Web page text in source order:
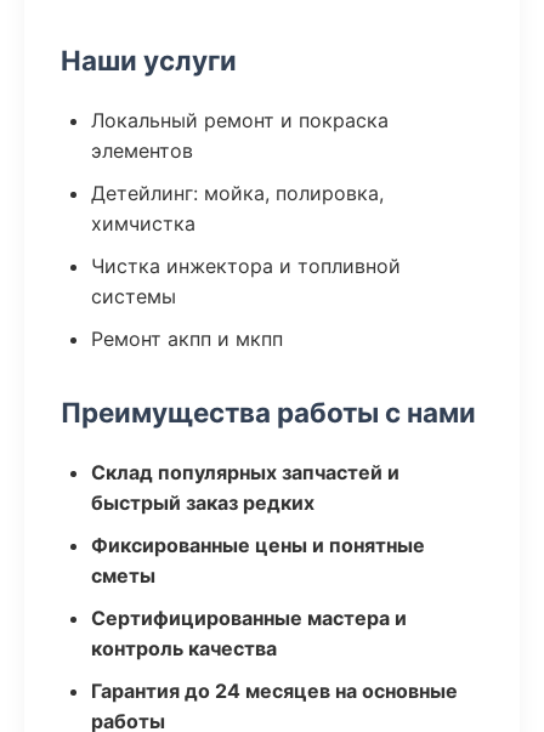
Наши услуги
Локальный ремонт и покраска
элементов
Детейлинг: мойка, полировка,
химчистка
Чистка инжектора и топливной
системы
Ремонт акпп и мкпп
Преимущества работы с нами
Склад популярных запчастей и
быстрый заказ редких
Фиксированные цены и понятные
сметы
Сертифицированные мастера и
контроль качества
Гарантия до 24 месяцев на основные
работы